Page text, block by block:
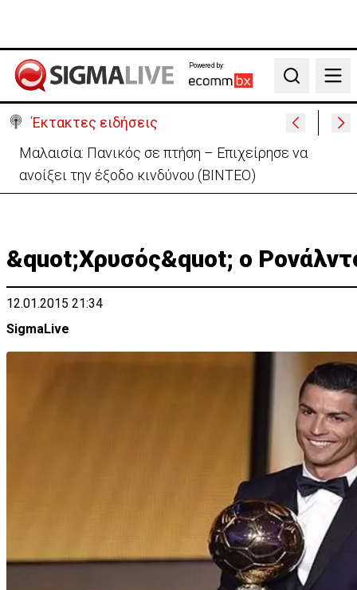
Powered by:
Search
Έκτακτες ειδήσεις
Τραγωδία Ξυλοφάγου: Απορρίφθηκε το αίτημα του
πατέρα αποφυλάκισης με εγγύηση
&quot;Χρυσός&quot; ο
12.01.2015 21:34
SigmaLive